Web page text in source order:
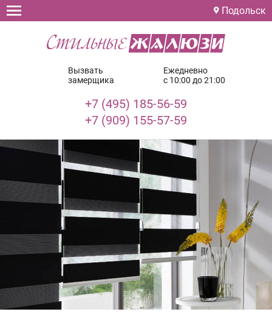
Подольск
Вызвать
замерщика
Ежедневно
с 10:00 до 21:00
+7 (495) 185-56-59
+7 (909) 155-57-59